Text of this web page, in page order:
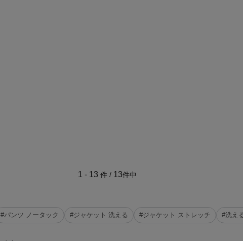
1 - 13 件 / 13件中
#パンツ ノータック #ジャケット 洗える #ジャケット ストレッチ #洗え